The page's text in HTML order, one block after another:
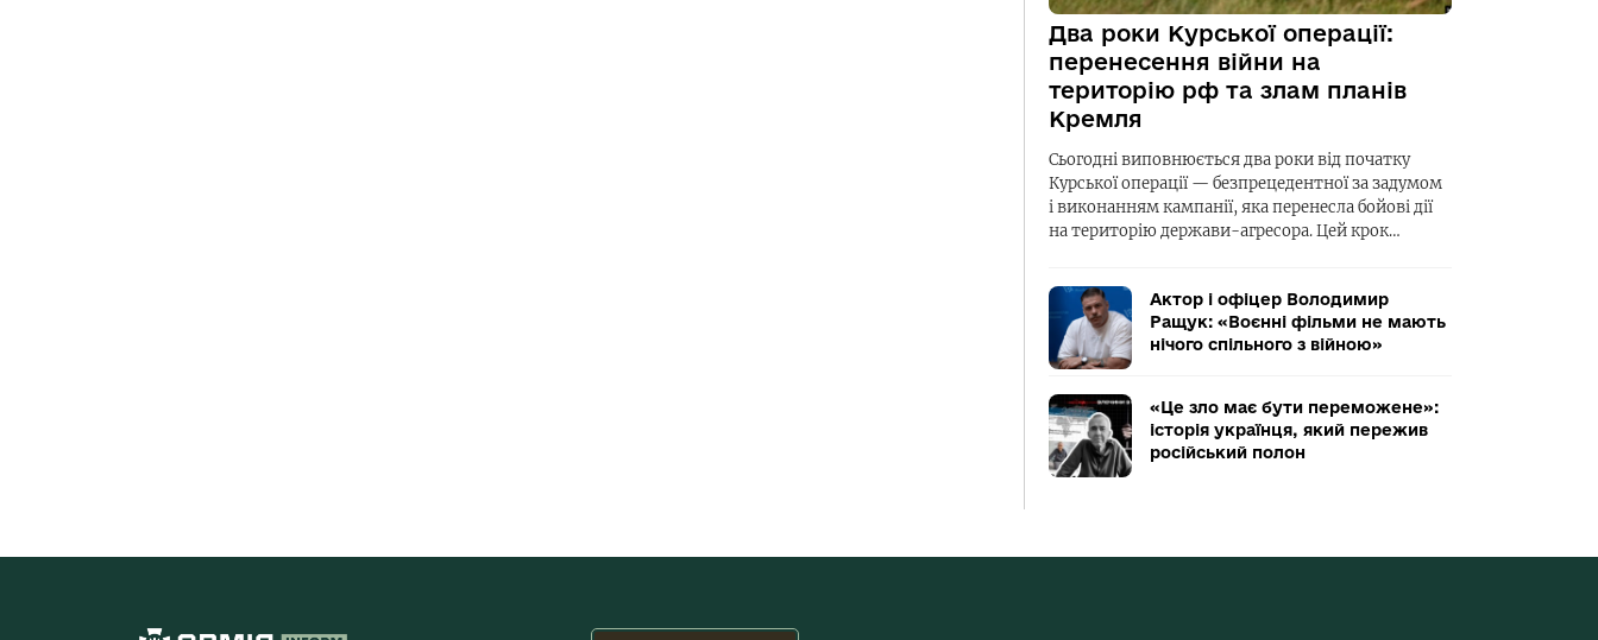
Два роки Курської операції:
перенесення війни на
територію рф та злам планів
Кремля
Сьогодні виповнюється два роки від початку
Курської операції — безпрецедентної за задумом
і виконанням кампанії, яка перенесла бойові дії
на територію держави-агресора. Цей крок…
Актор і офіцер Володимир
Ращук: «Воєнні фільми не мають
нічого спільного з війною»
«Це зло має бути переможене»:
історія українця, який пережив
російський полон